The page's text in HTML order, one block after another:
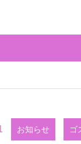
お知らせ ゴ